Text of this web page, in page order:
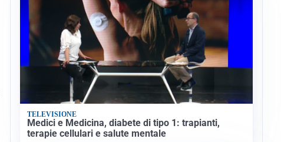
TELEVISIONE
Medici e Medicina, diabete di tipo 1: trapianti,
terapie cellulari e salute mentale